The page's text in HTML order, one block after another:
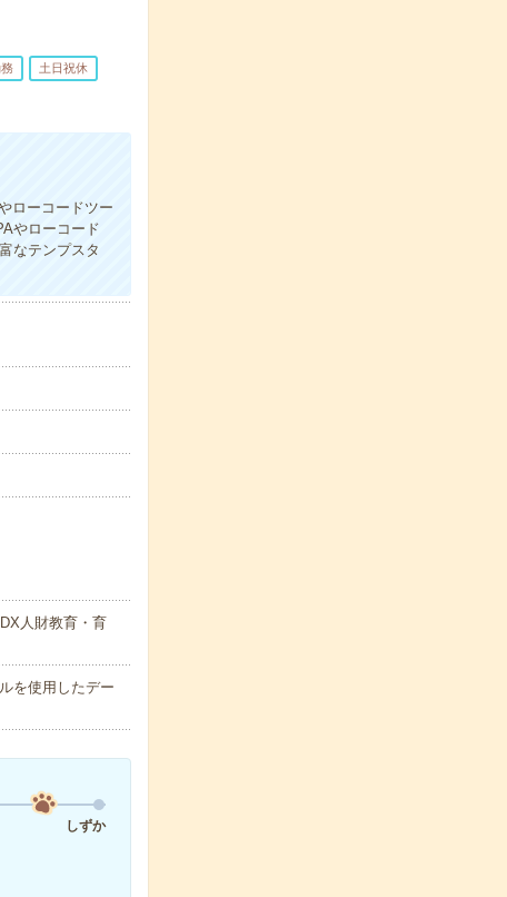
土日祝休
ローコードツー
やローコード
なテンプスタ
人財教育・育
を使用したデー
しずか